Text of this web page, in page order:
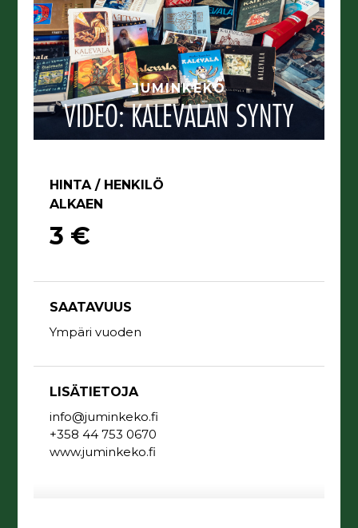
JUMINKEKO
VIDEO: KALEVALAN SYNTY
HINTA / HENKILÖ
ALKAEN
3 €
SAATAVUUS
Ympäri vuoden
LISÄTIETOJA
info@juminkeko.fi
+358 44 753 0670
www.juminkeko.fi